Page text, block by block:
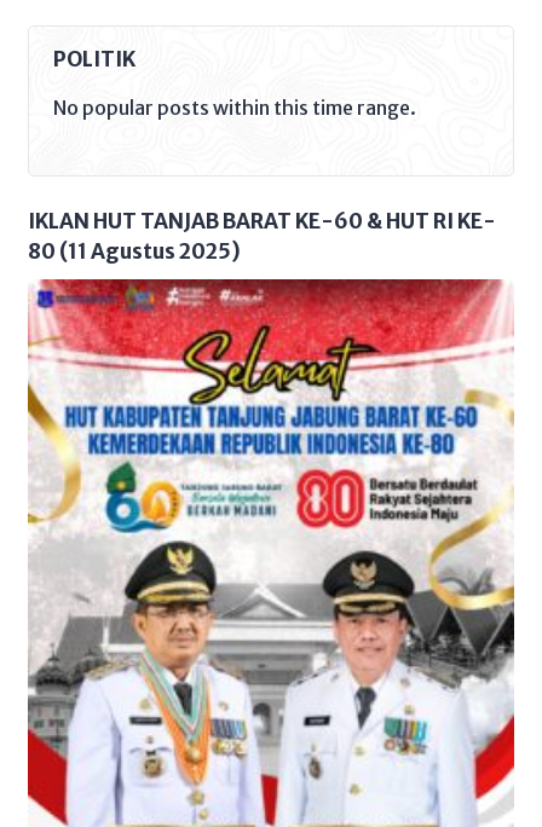
mengakar di masyarakat.
tinggi ujung-ujungnya juga ngurus
yang tentu tidak asing di telinga kita.
POLITIK
No popular posts within this time range.
IKLAN HUT TANJAB BARAT KE-60 & HUT RI KE-
80 (11 Agustus 2025)